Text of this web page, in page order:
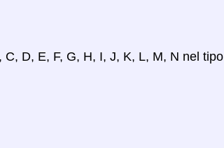
D, E, F, G, H, I, J, K, L, M, N nel tipo